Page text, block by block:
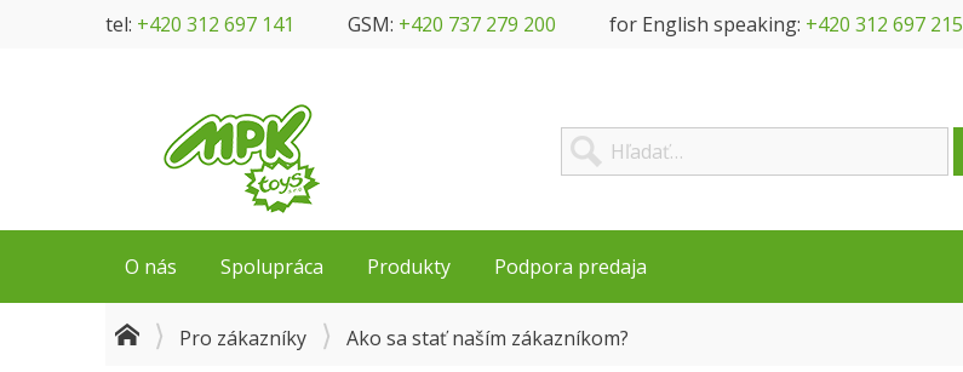
tel: +420 312 697 141 GSM: +420 737 279 200 for English speaking: +420 312 697 215
O nás Spolupráca Produkty Podpora predaja
Pro zákazníky Ako sa stať naším zákazníkom?